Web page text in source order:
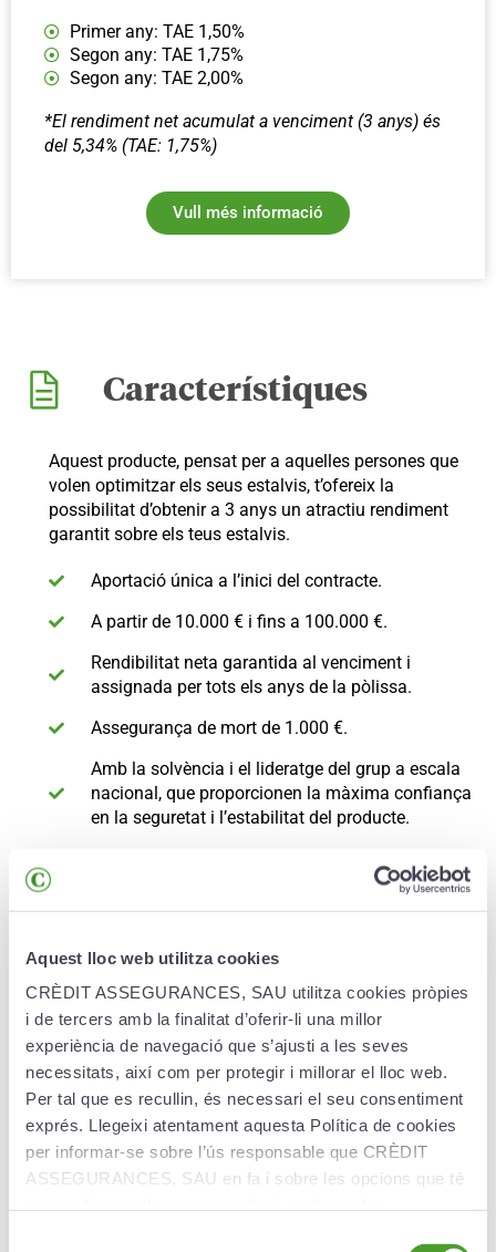
Aquest lloc web utilitza cookies
CRÈDIT ASSEGURANCES, SAU utilitza cookies pròpies
i de tercers amb la finalitat d’oferir-li una millor
experiència de navegació que s’ajusti a les seves
necessitats, així com per protegir i millorar el lloc web.
Per tal que es recullin, és necessari el seu consentiment
exprés. Llegeixi atentament aquesta Política de cookies
per informar-se sobre l’ús responsable que CRÈDIT
ASSEGURANCES, SAU en fa i sobre les opcions que té
Primer any: TAE 1,50%
Segon any: TAE 1,75%​
Segon any: TAE 2,00%​
*El rendiment net acumulat a venciment (3 anys) és
del 5,34% (TAE: 1,75%)
Vull més informació
Característiques
Aquest producte, pensat per a aquelles persones que
volen optimitzar els seus estalvis, t’ofereix la
possibilitat d’obtenir a 3 anys un atractiu rendiment
garantit sobre els teus estalvis.
Aportació única a l’inici del contracte.
A partir de 10.000 € i fins a 100.000 €.
Rendibilitat neta garantida al venciment i
assignada per tots els anys de la pòlissa.
Assegurança de mort de 1.000 €.
Amb la solvència i el lideratge del grup a escala
nacional, que proporcionen la màxima confiança
en la seguretat i l’estabilitat del producte.
Segons el proveïdor de dades Clarity AI, aquest
producte mostra un estalvi en emissió de CO₂,
benchmark.
Avantatges
Preservació del capital.Garantia del 100% de
l’aportació al venciment del producte (capital
garantit al venciment del producte).